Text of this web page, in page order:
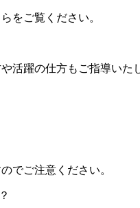
をご覧ください。
活躍の仕方もご指導いた
でご注意ください。